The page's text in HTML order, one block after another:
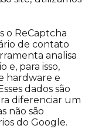
o ReCaptcha
de contato
analisa
e, para isso,
hardware e
dados são
diferenciar um
não são
do Google.